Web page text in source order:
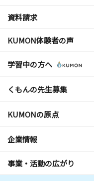
資料請求
KUMON体験者の声
学習中の方へ
くもんの先生募集
KUMONの原点
企業情報
事業・活動の広がり